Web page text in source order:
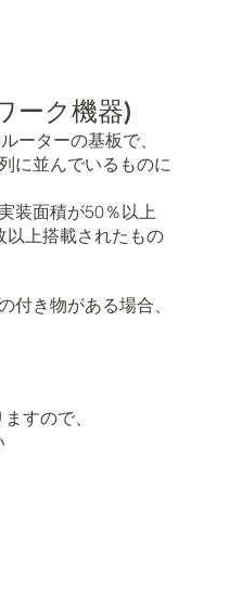
ーク機器)
すので、
ーターの基板で、
に並んでいるものに
装面積が50％以上
以上搭載されたもの
付き物がある場合、